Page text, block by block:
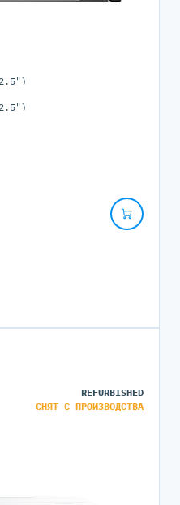
2.5")
2.5")
REFURBISHED
СНЯТ С ПРОИЗВОДСТВА